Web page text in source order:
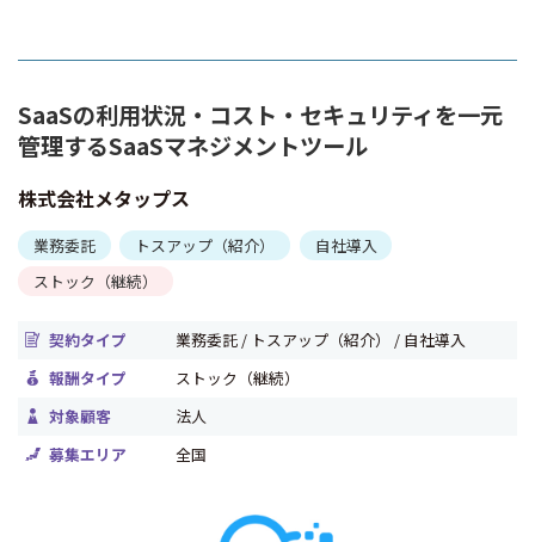
SaaSの利用状況・コスト・セキュリティを一元
管理するSaaSマネジメントツール
株式会社メタップス
業務委託 トスアップ（紹介）
自社導入
ストック（継続）
契約タイプ
業務委託 / トスアップ（紹介） / 自社導入
報酬タイプ
ストック（継続）
対象顧客
法人
募集エリア
全国